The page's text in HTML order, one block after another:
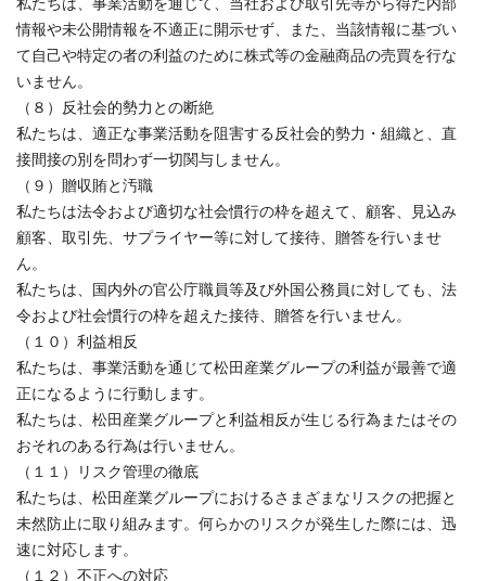
情報や未公開情報を不適正に開示せず、また、当該情報に基づい
て自己や特定の者の利益のために株式等の金融商品の売買を行な
いません。
（８）反社会的勢力との断絶
私たちは、適正な事業活動を阻害する反社会的勢力・組織と、直
接間接の別を問わず一切関与しません。
（９）贈収賄と汚職
私たちは法令および適切な社会慣行の枠を超えて、顧客、見込み
顧客、取引先、サプライヤー等に対して接待、贈答を行いませ
ん。
私たちは、国内外の官公庁職員等及び外国公務員に対しても、法
令および社会慣行の枠を超えた接待、贈答を行いません。
（１０）利益相反
私たちは、事業活動を通じて松田産業グループの利益が最善で適
正になるように行動します。
私たちは、松田産業グループと利益相反が生じる行為またはその
おそれのある行為は行いません。
（１１）リスク管理の徹底
私たちは、松田産業グループにおけるさまざまなリスクの把握と
未然防止に取り組みます。何らかのリスクが発生した際には、迅
速に対応します。
（１２）不正への対応